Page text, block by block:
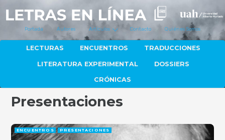
Portada Autores Artículos Contacto Quiénes Somos
LECTURAS ENCUENTROS TRADUCCIONES
LITERATURA EXPERIMENTAL DOSSIERS
CRÓNICAS
Presentaciones
ENCUENTROS PRESENTACIONES